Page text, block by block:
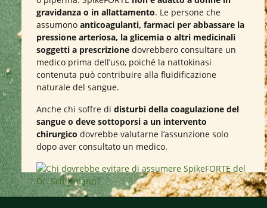
gravidanza o in allattamento. Le persone che
assumono anticoagulanti, farmaci per abbassare la
pressione arteriosa, la glicemia o altri medicinali
soggetti a prescrizione dovrebbero consultare un
medico prima dell’uso, poiché la nattokinasi
contenuta può contribuire alla fluidificazione
naturale del sangue.
Anche chi soffre di disturbi della coagulazione del
sangue o deve sottoporsi a un intervento
chirurgico dovrebbe valutarne l’assunzione solo
dopo aver consultato un medico.